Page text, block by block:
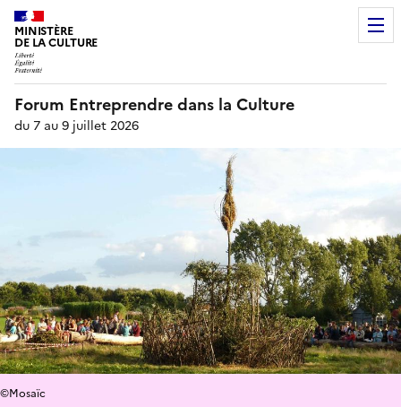
MINISTÈRE
DE LA CULTURE
Forum Entreprendre dans la Culture
du 7 au 9 juillet 2026
©Mosaïc